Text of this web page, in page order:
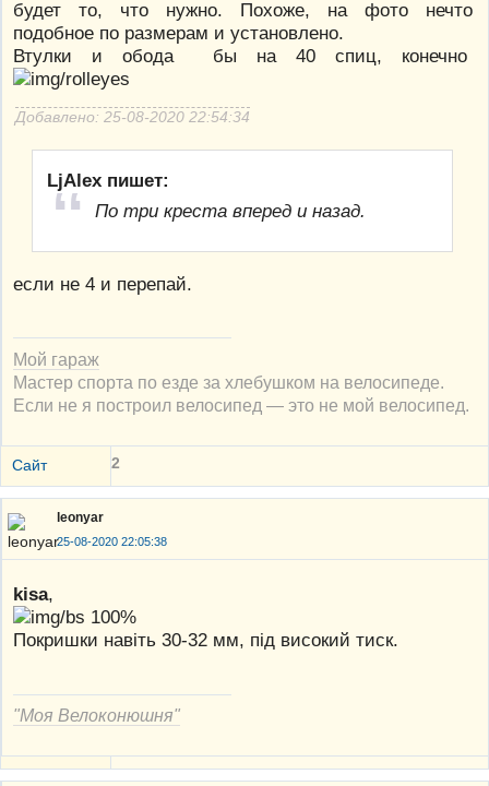
будет то, что нужно. Похоже, на фото нечто
подобное по размерам и установлено.
Втулки и обода бы на 40 спиц, конечно
Добавлено: 25-08-2020 22:54:34
LjAlex пишет:
По три креста вперед и назад.
если не 4 и перепай.
Мой гараж
Мастер спорта по езде за хлебушком на велосипеде.
Если не я построил велосипед — это не мой велосипед.
Сайт 2
leonyar
25-08-2020 22:05:38
kisa,
100%
Покришки навіть 30-32 мм, під високий тиск.
"Моя Велоконюшня"